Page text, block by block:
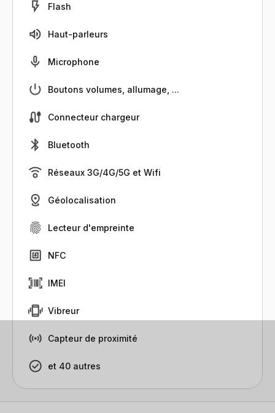
Flash
Haut-parleurs
Microphone
Boutons volumes, allumage, ...
Connecteur chargeur
Bluetooth
Réseaux 3G/4G/5G et Wifi
Géolocalisation
Lecteur d'empreinte
NFC
IMEI
Vibreur
Capteur de proximité
et 40 autres